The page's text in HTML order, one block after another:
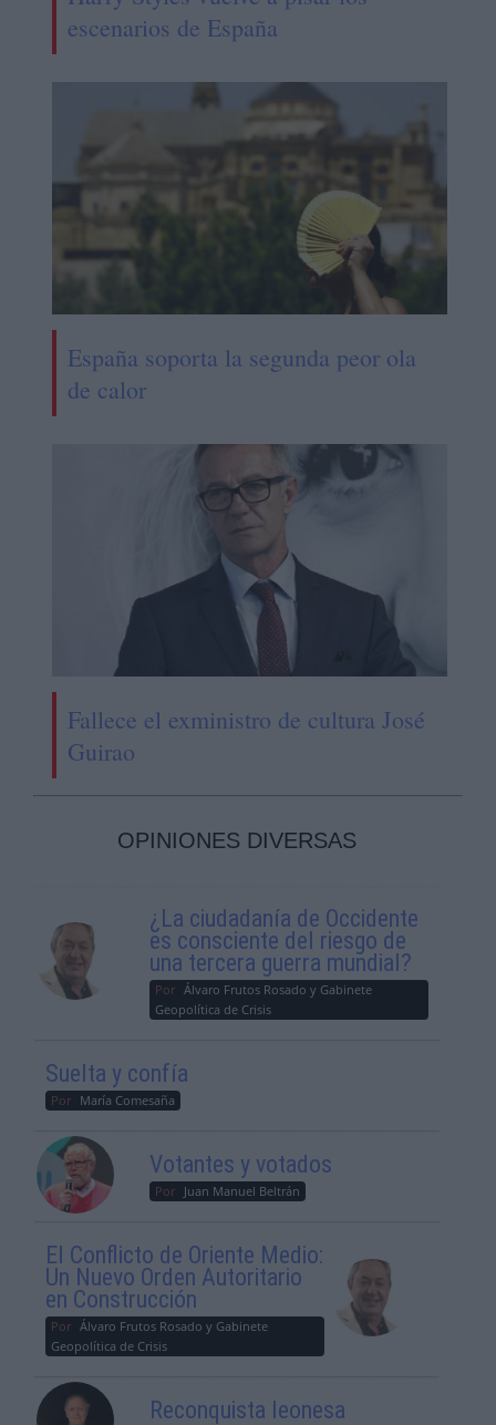
escenarios de España
España soporta la segunda peor ola
de calor
Fallece el exministro de cultura José
Guirao
OPINIONES DIVERSAS
¿La ciudadanía de Occidente
es consciente del riesgo de
una tercera guerra mundial?
Por Álvaro Frutos Rosado y Gabinete
Geopolítica de Crisis
Suelta y confía
Por María Comesaña
Votantes y votados
Por Juan Manuel Beltrán
El Conflicto de Oriente Medio:
Un Nuevo Orden Autoritario
en Construcción
Por Álvaro Frutos Rosado y Gabinete
Geopolítica de Crisis
Reconquista leonesa